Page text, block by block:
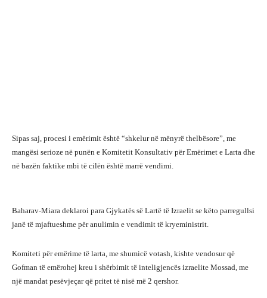
Sipas saj, procesi i emërimit është “shkelur në mënyrë thelbësore”, me
mangësi serioze në punën e Komitetit Konsultativ për Emërimet e Larta dhe
në bazën faktike mbi të cilën është marrë vendimi.
Baharav-Miara deklaroi para Gjykatës së Lartë të Izraelit se këto parregullsi
janë të mjaftueshme për anulimin e vendimit të kryeministrit.
Komiteti për emërime të larta, me shumicë votash, kishte vendosur që
Gofman të emërohej kreu i shërbimit të inteligjencës izraelite Mossad, me
një mandat pesëvjeçar që pritet të nisë më 2 qershor.